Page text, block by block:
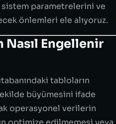
sistem parametrelerini ve
önlemleri ele alıyoruz.
Nasıl Engellenir
tabloların
büyümesini ifade
operasyonel verilerin